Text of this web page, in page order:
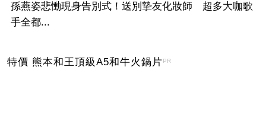
孫燕姿悲慟現身告別式！送別摯友化妝師 超多大咖歌
手全都...
特價 熊本和王頂級A5和牛火鍋片PR